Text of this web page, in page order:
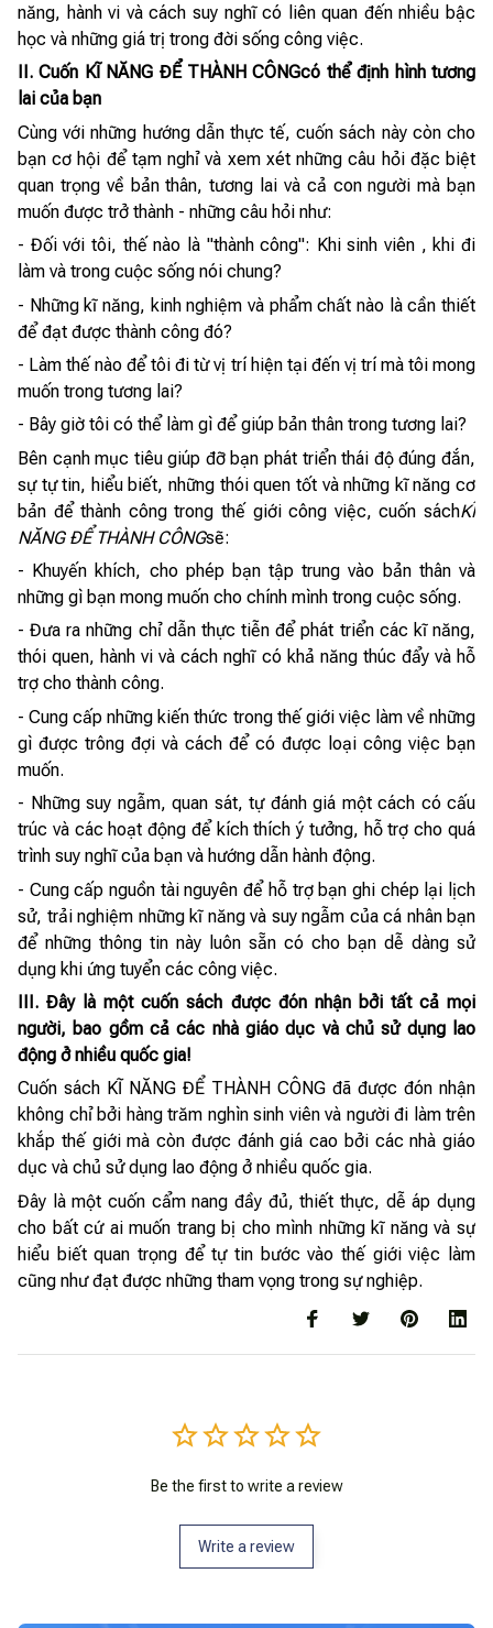
năng, hành vi và cách suy nghĩ có liên quan đến nhiều bậc
học và những giá trị trong đời sống công việc.
II. Cuốn KĨ NĂNG ĐỂ THÀNH CÔNGcó thể định hình tương
lai của bạn
Cùng với những hướng dẫn thực tế, cuốn sách này còn cho
bạn cơ hội để tạm nghỉ và xem xét những câu hỏi đặc biệt
quan trọng về bản thân, tương lai và cả con người mà bạn
muốn được trở thành - những câu hỏi như:
- Đối với tôi, thế nào là "thành công": Khi sinh viên , khi đi
làm và trong cuộc sống nói chung?
- Những kĩ năng, kinh nghiệm và phẩm chất nào là cần thiết
để đạt được thành công đó?
- Làm thế nào để tôi đi từ vị trí hiện tại đến vị trí mà tôi mong
muốn trong tương lai?
- Bây giờ tôi có thể làm gì để giúp bản thân trong tương lai?
Bên cạnh mục tiêu giúp đỡ bạn phát triển thái độ đúng đắn,
sự tự tin, hiểu biết, những thói quen tốt và những kĩ năng cơ
bản để thành công trong thế giới công việc, cuốn sáchKĨ
NĂNG ĐỂ THÀNH CÔNGsẽ:
- Khuyến khích, cho phép bạn tập trung vào bản thân và
những gì bạn mong muốn cho chính mình trong cuộc sống.
- Đưa ra những chỉ dẫn thực tiễn để phát triển các kĩ năng,
thói quen, hành vi và cách nghĩ có khả năng thúc đẩy và hỗ
trợ cho thành công.
- Cung cấp những kiến thức trong thế giới việc làm về những
gì được trông đợi và cách để có được loại công việc bạn
muốn.
- Những suy ngẫm, quan sát, tự đánh giá một cách có cấu
trúc và các hoạt động để kích thích ý tưởng, hỗ trợ cho quá
trình suy nghĩ của bạn và hướng dẫn hành động.
- Cung cấp nguồn tài nguyên để hỗ trợ bạn ghi chép lại lịch
sử, trải nghiệm những kĩ năng và suy ngẫm của cá nhân bạn
để những thông tin này luôn sẵn có cho bạn dễ dàng sử
dụng khi ứng tuyển các công việc.
III. Đây là một cuốn sách được đón nhận bởi tất cả mọi
người, bao gồm cả các nhà giáo dục và chủ sử dụng lao
động ở nhiều quốc gia!
Cuốn sách KĨ NĂNG ĐỂ THÀNH CÔNG đã được đón nhận
không chỉ bởi hàng trăm nghìn sinh viên và người đi làm trên
khắp thế giới mà còn được đánh giá cao bởi các nhà giáo
dục và chủ sử dụng lao động ở nhiều quốc gia.
Đây là một cuốn cẩm nang đầy đủ, thiết thực, dễ áp dụng
cho bất cứ ai muốn trang bị cho mình những kĩ năng và sự
hiểu biết quan trọng để tự tin bước vào thế giới việc làm
cũng như đạt được những tham vọng trong sự nghiệp.
Be the first to write a review
Write a review